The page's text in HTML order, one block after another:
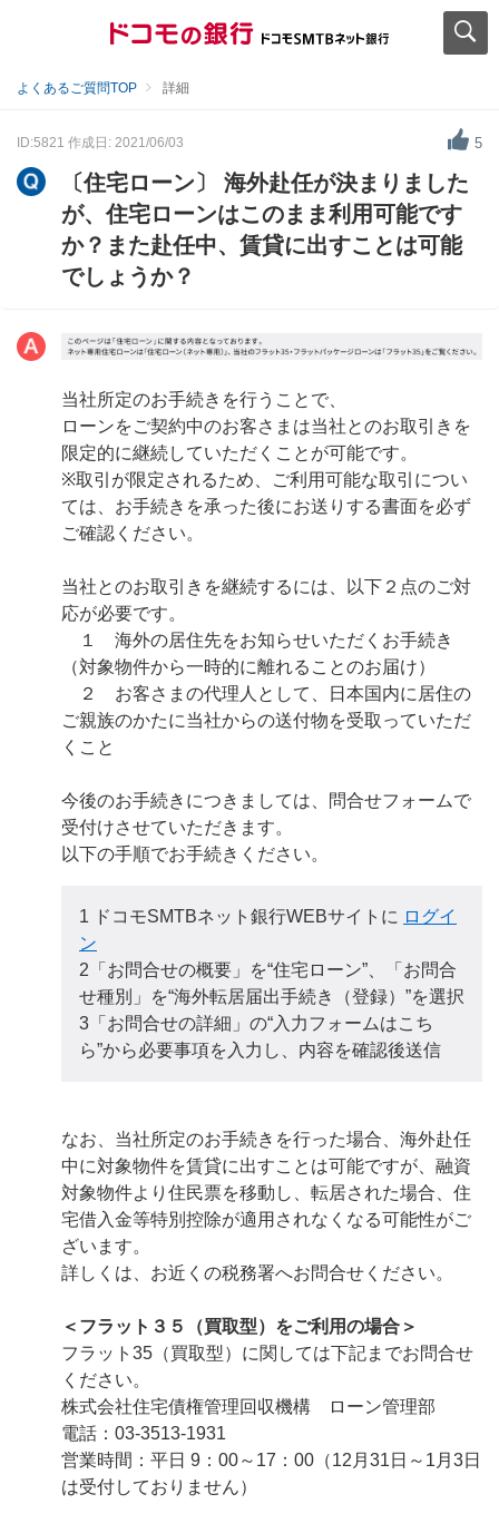
よくあるご質問TOP 詳細
ID:5821 作成日: 2021/06/03 5
〔住宅ローン〕 海外赴任が決まりました
が、住宅ローンはこのまま利用可能です
か？また赴任中、賃貸に出すことは可能
でしょうか？
当社所定のお手続きを行うことで、
ローンをご契約中のお客さまは当社とのお取引きを
限定的に継続していただくことが可能です。
※取引が限定されるため、ご利用可能な取引につい
ては、お手続きを承った後にお送りする書面を必ず
ご確認ください。
当社とのお取引きを継続するには、以下２点のご対
応が必要です。
１ 海外の居住先をお知らせいただくお手続き
（対象物件から一時的に離れることのお届け）
２ お客さまの代理人として、日本国内に居住の
ご親族のかたに当社からの送付物を受取っていただ
くこと
今後のお手続きにつきましては、問合せフォームで
受付けさせていただきます。
以下の手順でお手続きください。
1 ドコモSMTBネット銀行WEBサイトに ログイ
ン
2「お問合せの概要」を“住宅ローン”、「お問合
せ種別」を“海外転居届出手続き（登録）”を選択
3「お問合せの詳細」の“入力フォームはこち
ら”から必要事項を入力し、内容を確認後送信
なお、当社所定のお手続きを行った場合、海外赴任
中に対象物件を賃貸に出すことは可能ですが、融資
対象物件より住民票を移動し、転居された場合、住
宅借入金等特別控除が適用されなくなる可能性がご
ざいます。
詳しくは、お近くの税務署へお問合せください。
＜フラット３５（買取型）をご利用の場合＞
フラット35（買取型）に関しては下記までお問合せ
ください。
株式会社住宅債権管理回収機構 ローン管理部
電話：03-3513-1931
営業時間：平日 9：00～17：00（12月31日～1月3日
は受付しておりません）